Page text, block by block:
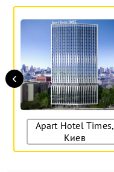
Apart Hotel Times,
Киев
‹